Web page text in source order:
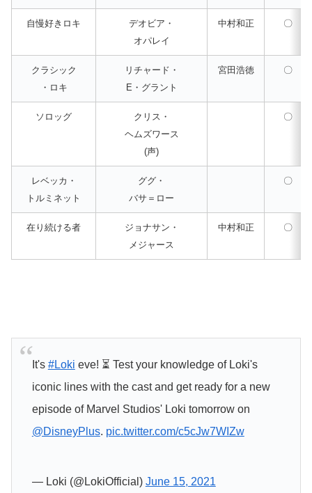
自慢好きロキ
デオビア・
オパレイ
中村和正 〇
クラシック
・ロキ
リチャード・
E・グラント
宮田浩徳 〇
ソロッグ
クリス・
ヘムズワース
(声)
〇
レベッカ・
トルミネット
ググ・
バサ＝ロー
〇
在り続ける者
ジョナサン・
メジャース
中村和正 〇
It's #Loki eve! ⏳ Test your knowledge of Loki's
iconic lines with the cast and get ready for a new
episode of Marvel Studios' Loki tomorrow on
@DisneyPlus. pic.twitter.com/c5cJw7WIZw
— Loki (@LokiOfficial) June 15, 2021